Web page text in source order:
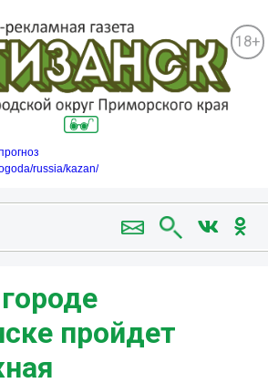
18+
russia/kazan/
пройдет